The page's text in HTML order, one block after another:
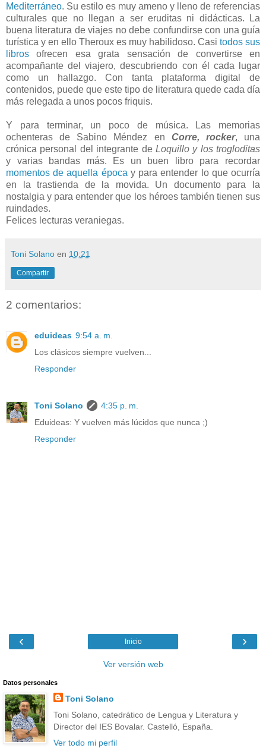
Mediterráneo. Su estilo es muy ameno y lleno de referencias
culturales que no llegan a ser eruditas ni didácticas. La
buena literatura de viajes no debe confundirse con una guía
turística y en ello Theroux es muy habilidoso. Casi todos sus
libros ofrecen esa grata sensación de convertirse en
acompañante del viajero, descubriendo con él cada lugar
como un hallazgo. Con tanta plataforma digital de
contenidos, puede que este tipo de literatura quede cada día
más relegada a unos pocos friquis.
Y para terminar, un poco de música. Las memorias
ochenteras de Sabino Méndez en Corre, rocker, una
crónica personal del integrante de Loquillo y los trogloditas
y varias bandas más. Es un buen libro para recordar
momentos de aquella época y para entender lo que ocurría
en la trastienda de la movida. Un documento para la
nostalgia y para entender que los héroes también tienen sus
ruindades.
Felices lecturas veraniegas.
Toni Solano en 10:21
Compartir
2 comentarios:
eduideas 9:54 a. m.
Los clásicos siempre vuelven...
Responder
Toni Solano
4:35 p. m.
Eduideas: Y vuelven más lúcidos que nunca ;)
Responder
‹ ›
Inicio
Ver versión web
Datos personales
Toni Solano
Toni Solano, catedrático de Lengua y Literatura y
Director del IES Bovalar. Castelló, España.
Ver todo mi perfil